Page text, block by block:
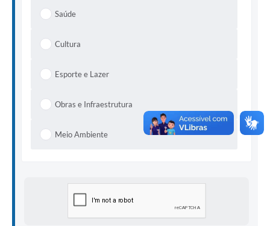
Saúde
Cultura
Esporte e Lazer
Obras e Infraestrutura
Meio Ambiente